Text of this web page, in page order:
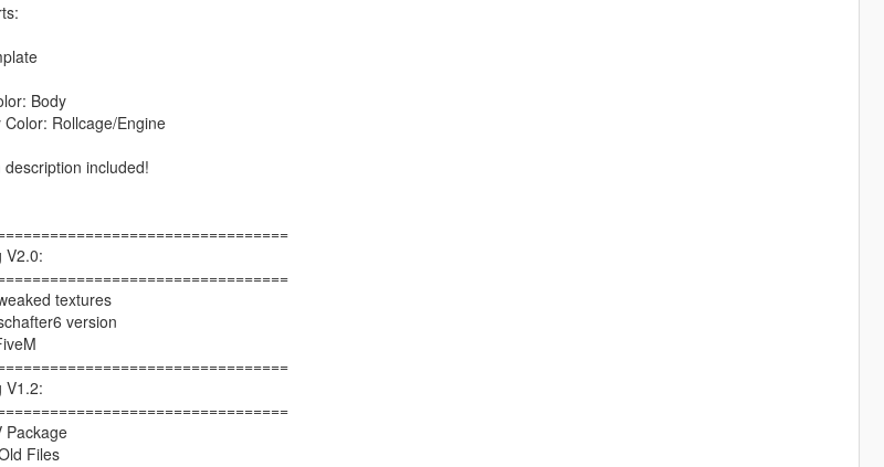
Body
Rollcage/Engine
description included!
V2.0:
textures
version
V1.2:
Package
Files